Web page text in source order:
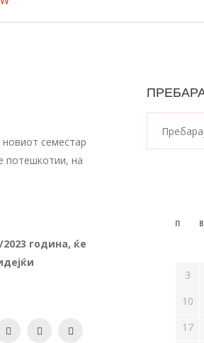
семестар
потешкотии, на
година, ќе
П В
3
10
17